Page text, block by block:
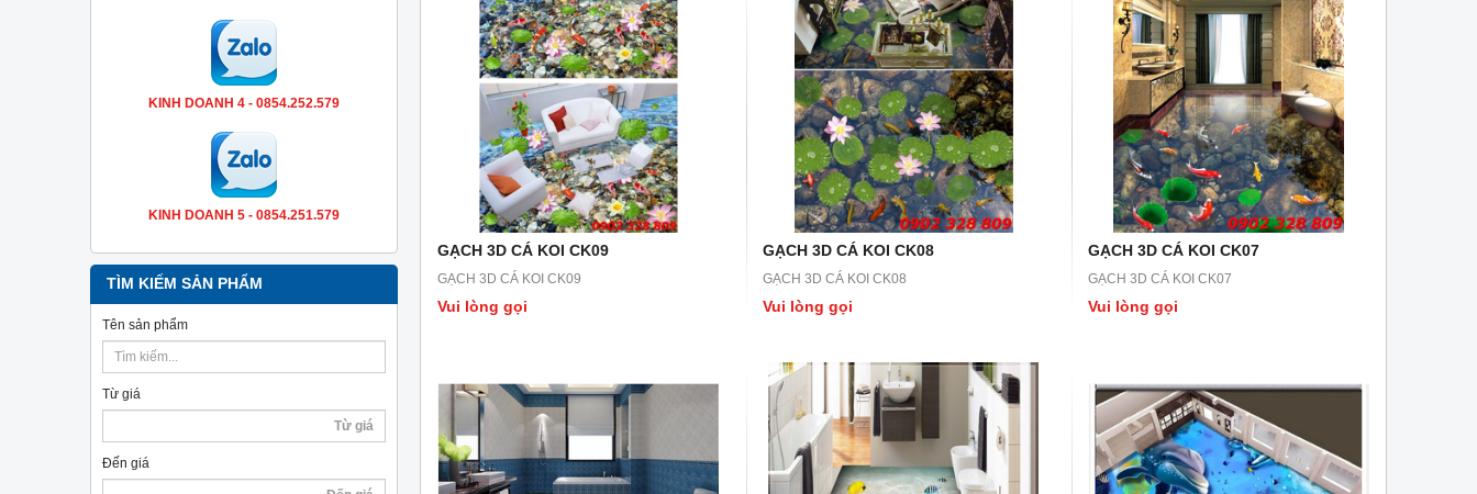
KINH DOANH 4 - 0854.252.579
KINH DOANH 5 - 0854.251.579
TÌM KIẾM SẢN PHẨM
Tên sản phẩm
Từ giá
Đến giá
GẠCH 3D CÁ KOI CK09
GẠCH 3D CÁ KOI CK09
Vui lòng gọi
GẠCH 3D CÁ KOI CK08
GẠCH 3D CÁ KOI CK08
Vui lòng gọi
GẠCH 3D CÁ KOI CK07
GẠCH 3D CÁ KOI CK07
Vui lòng gọi